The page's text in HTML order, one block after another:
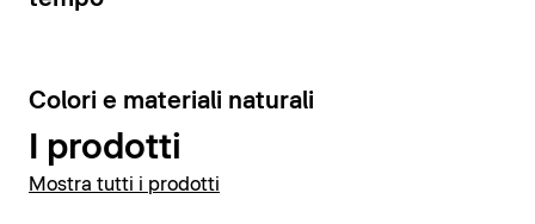
Colori e materiali naturali
I prodotti
Mostra tutti i prodotti